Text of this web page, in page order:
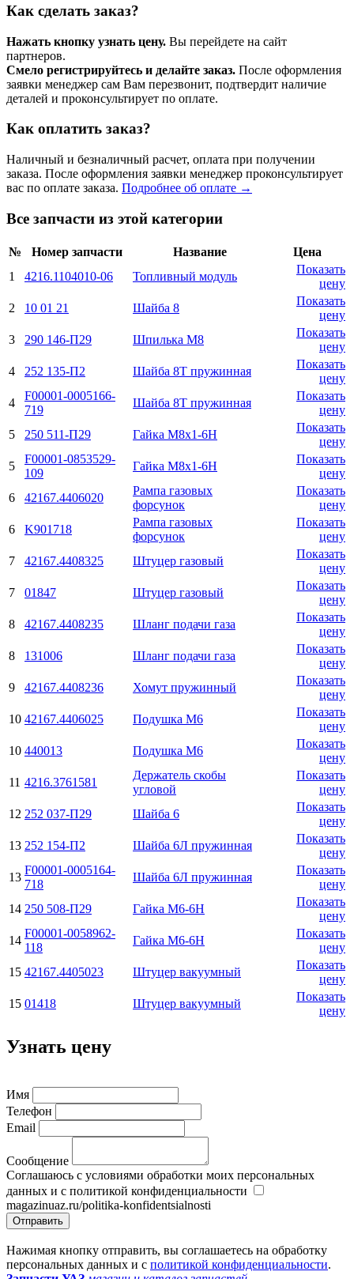
Как сделать заказ?
Нажать кнопку узнать цену. Вы перейдете на сайт
партнеров.
Смело регистрируйтесь и делайте заказ. После оформления
заявки менеджер сам Вам перезвонит, подтвердит наличие
деталей и проконсультирует по оплате.
Как оплатить заказ?
Наличный и безналичный расчет, оплата при получении
заказа. После оформления заявки менеджер проконсультирует
вас по оплате заказа. Подробнее об оплате →
Все запчасти из этой категории
№ Номер запчасти Название
Цена
1
4216.1104010-06 Топливный модуль
Показать
цену
2
10 01 21 Шайба 8
Показать
цену
3
290 146-П29 Шпилька M8
Показать
цену
4
252 135-П2 Шайба 8Т пружинная
Показать
цену
4
F00001-0005166-
719
Шайба 8Т пружинная
Показать
цену
5
250 511-П29 Гайка М8х1-6H
Показать
цену
5
F00001-0853529-
109
Гайка М8х1-6H
Показать
цену
6
42167.4406020
Рампа газовых
форсунок
Показать
цену
6
K901718
Рампа газовых
форсунок
Показать
цену
7
42167.4408325 Штуцер газовый
Показать
цену
7
01847 Штуцер газовый
Показать
цену
8
42167.4408235 Шланг подачи газа
Показать
цену
8
131006 Шланг подачи газа
Показать
цену
9
42167.4408236 Хомут пружинный
Показать
цену
10 42167.4406025 Подушка М6
Показать
цену
10 440013 Подушка М6
Показать
цену
11 4216.3761581
Держатель скобы
угловой
Показать
цену
12 252 037-П29 Шайба 6
Показать
цену
13 252 154-П2 Шайба 6Л пружинная
Показать
цену
13
F00001-0005164-
718
Шайба 6Л пружинная
Показать
цену
14 250 508-П29 Гайка М6-6H
Показать
цену
14
F00001-0058962-
118
Гайка М6-6H
Показать
цену
15 42167.4405023 Штуцер вакуумный
Показать
цену
15 01418 Штуцер вакуумный
Показать
цену
Узнать цену
Имя
Телефон
Email
Сообщение
Соглашаюсь с условиями обработки моих персональных
данных и с политикой конфиденциальности
magazinuaz.ru/politika-konfidentsialnosti
Отправить
Нажимая кнопку отправить, вы соглашаетесь на обработку
персональных данных и с политикой конфиденциальности.